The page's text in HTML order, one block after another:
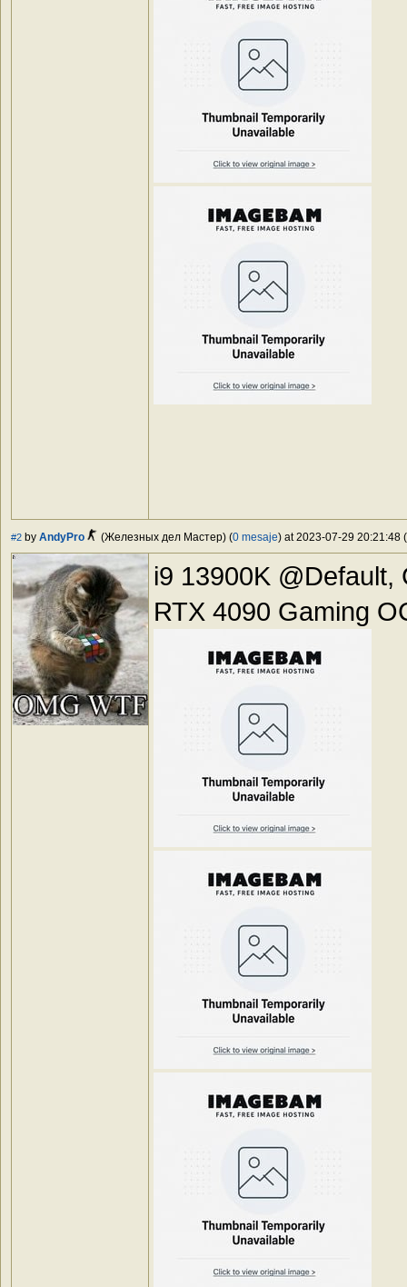
#2 by AndyPro (Железных дел Мастер) (0 mesaje) at 2023-07-29 20:21:48
i9 13900K
RTX 4090 Gaming